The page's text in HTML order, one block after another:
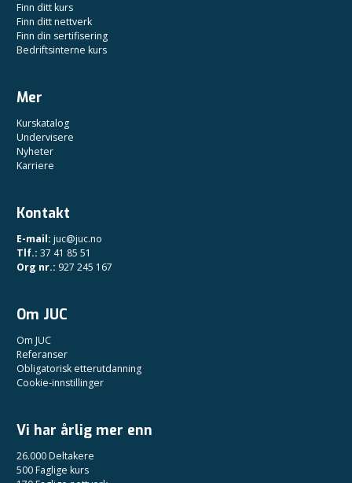
Finn ditt kurs
Finn ditt nettverk
Finn din sertifisering
Bedriftsinterne kurs
Mer
Kurskatalog
Undervisere
Nyheter
Karriere
Kontakt
E-mail: juc@juc.no
Tlf.: 37 41 85 51
Org nr.: 927 245 167
Om JUC
Om JUC
Referanser
Obligatorisk etterutdanning
Cookie-innstillinger
Vi har årlig mer enn
26.000 Deltakere
500 Faglige kurs